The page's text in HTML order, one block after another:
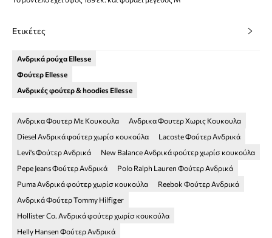
Ετικέτες
Ανδρικά ρούχα Ellesse
Φούτερ Ellesse
Ανδρικές φούτερ & hoodies Ellesse
Ανδρικα Φουτερ Με Κουκουλα
Aνδρικα Φουτερ Χωρις Κουκουλα
Diesel Ανδρικά φούτερ χωρίσ κουκούλα
Lacoste Φούτερ Ανδρικά
Levi's Φούτερ Ανδρικά
New Balance Ανδρικά φούτερ χωρίσ κουκούλα
Pepe Jeans Φούτερ Ανδρικά
Polo Ralph Lauren Φούτερ Ανδρικά
Puma Ανδρικά φούτερ χωρίσ κουκούλα
Reebok Φούτερ Ανδρικά
Ανδρικά Φούτερ Tommy Hilfiger
Hollister Co. Ανδρικά φούτερ χωρίσ κουκούλα
Helly Hansen Φούτερ Ανδρικά